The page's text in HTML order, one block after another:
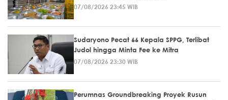
07/08/2026 23:45 WIB
Sudaryono Pecat 66 Kepala SPPG, Terlibat
Judol hingga Minta Fee ke Mitra
07/08/2026 23:30 WIB
Perumnas Groundbreaking Proyek Rusun